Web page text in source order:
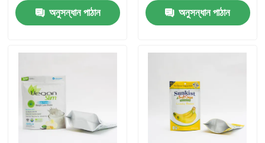
খবর
খাদ্য প্যাকেজিং ব্যাগ
কফি প্যাকেজিং ব্যাগ
অনুসন্ধান পাঠান
অনুসন্ধান পাঠান